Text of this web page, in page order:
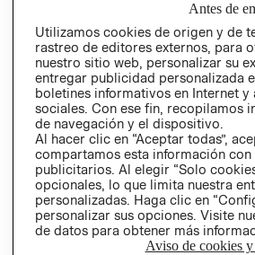
Ecuador ($)
CAMBIAR REGIÓN
Antes de
Utilizamos cookies de origen y de
rastreo de editores externos, para
nuestro sitio web, personalizar su
entregar publicidad personalizada
boletines informativos en Internet
sociales. Con ese fin, recopilamos
de navegación y el dispositivo.
Al hacer clic en “Aceptar todas”,
compartamos esta información
publicitarios. Al elegir “Solo
opcionales, lo que limita nuestra
personalizadas. Haga clic en
personalizar sus opciones. Visite
de datos para obtener más
Aviso de cookies